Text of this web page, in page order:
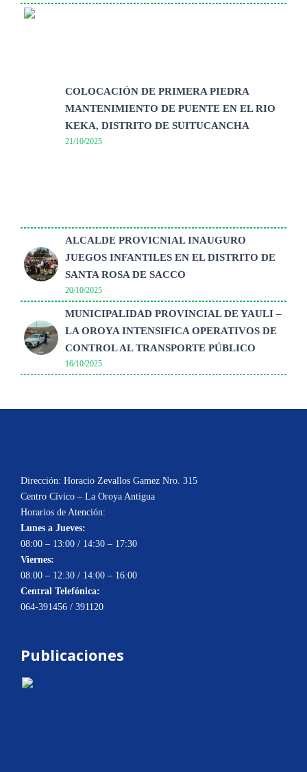
COLOCACIÓN DE PRIMERA PIEDRA
MANTENIMIENTO DE PUENTE EN EL RIO
KEKA, DISTRITO DE SUITUCANCHA
21/10/2025
ALCALDE PROVICNIAL INAUGURO
JUEGOS INFANTILES EN EL DISTRITO DE
SANTA ROSA DE SACCO
20/10/2025
MUNICIPALIDAD PROVINCIAL DE YAULI –
LA OROYA INTENSIFICA OPERATIVOS DE
CONTROL AL TRANSPORTE PÚBLICO
16/10/2025
Dirección: Horacio Zevallos Gamez Nro. 315
Centro Cívico – La Oroya Antigua
Horarios de Atención:
Lunes a Jueves:
08:00 – 13:00 / 14:30 – 17:30
Viernes:
08:00 – 12:30 / 14:00 – 16:00
Central Telefónica:
064-391456 / 391120
Publicaciones